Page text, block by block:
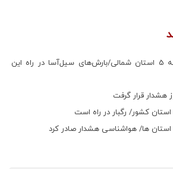
هشدار هواشناسی به 5 استان شمالی/بارش‌های سیل‌آسا در راه این
استان ها/ هواشناسی هشدار صادر کرد